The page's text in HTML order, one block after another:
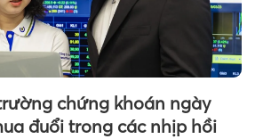
chứng khoán ngày
đuổi trong các nhịp hồi